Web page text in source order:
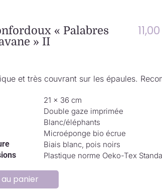
« Palabres
» II
11,00
et très couvrant sur les épaules.
21 × 36 cm
Double gaze imprimée
Blanc/éléphants
Microéponge bio écrue
Biais blanc, pois noirs
Plastique norme Oeko-Tex
panier